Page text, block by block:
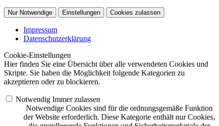
Nur Notwendige Einstellungen Cookies zulassen
Impressum
Datenschutzerklärung
Cookie-Einstellungen
Hier finden Sie eine Übersicht über alle verwendeten Cookies und
Skripte. Sie haben die Möglichkeit folgende Kategorien zu
akzeptieren oder zu blockieren.
Notwendig Immer zulassen
Notwendige Cookies sind für die ordnungsgemäße Funktion
der Website erforderlich. Diese Kategorie enthält nur Cookies,